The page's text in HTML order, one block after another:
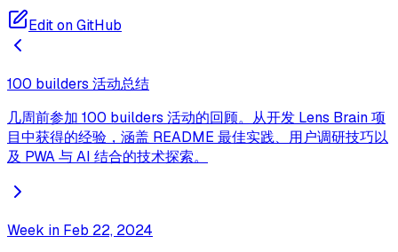
Edit on GitHub
100 builders 活动总结
几周前参加 100 builders 活动的回顾。从开发 Lens Brain 项
目中获得的经验，涵盖 README 最佳实践、用户调研技巧以
及 PWA 与 AI 结合的技术探索。
Week in Feb 22, 2024